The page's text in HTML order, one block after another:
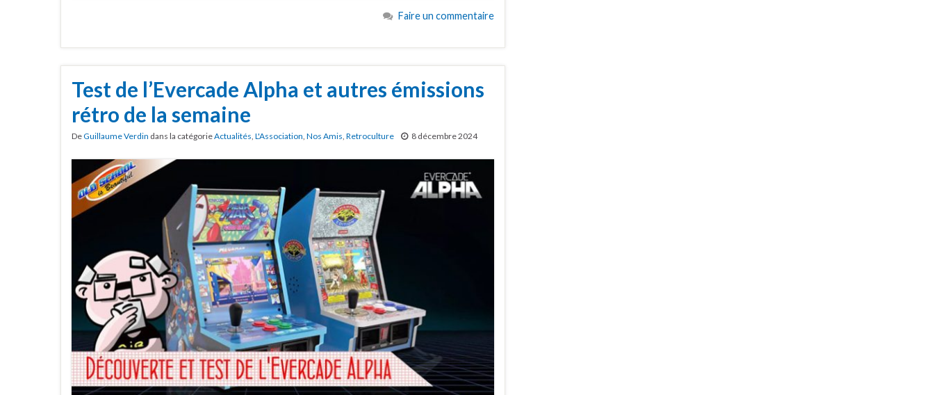
Faire un commentaire
Test de l’Evercade Alpha et autres émissions
rétro de la semaine
DeGuillaume Verdin dans la catégorieActualités L'Association Nos Amis Retroculture 8 décembre 2024